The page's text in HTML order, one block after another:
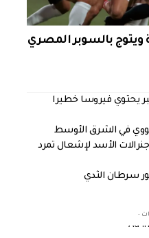
ويتوج بالسوبر المصري
يحتوي فيروسا خطيرا
في الشرق الأوسط
الأسد لإشعال تمرد
سرطان الثدي
-